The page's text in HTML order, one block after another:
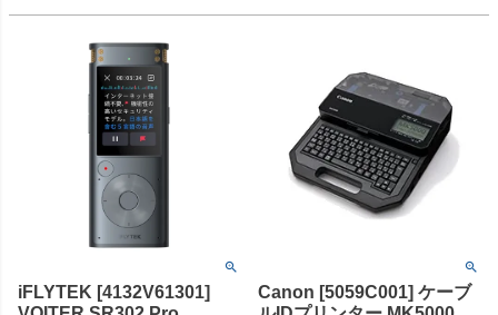
iFLYTEK [4132V61301]
Canon [5059C001] ケーブ